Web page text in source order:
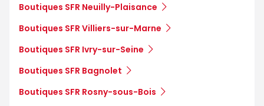
Boutiques SFR Neuilly-Plaisance
Boutiques SFR Villiers-sur-Marne
Boutiques SFR Ivry-sur-Seine
Boutiques SFR Bagnolet
Boutiques SFR Rosny-sous-Bois